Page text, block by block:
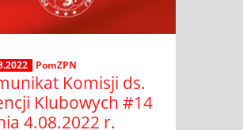
PomZPN
Komisji ds.
Klubowych #14
4.08.2022 r.